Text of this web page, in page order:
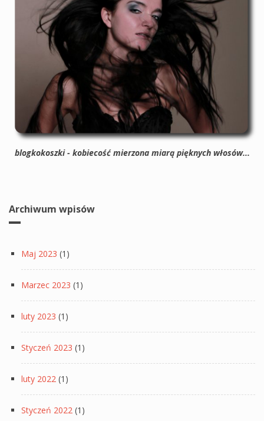
blogkokoszki - kobiecość mierzona miarą pięknych włosów...
Archiwum wpisów
Maj 2023 (1)
Marzec 2023 (1)
luty 2023 (1)
Styczeń 2023 (1)
luty 2022 (1)
Styczeń 2022 (1)